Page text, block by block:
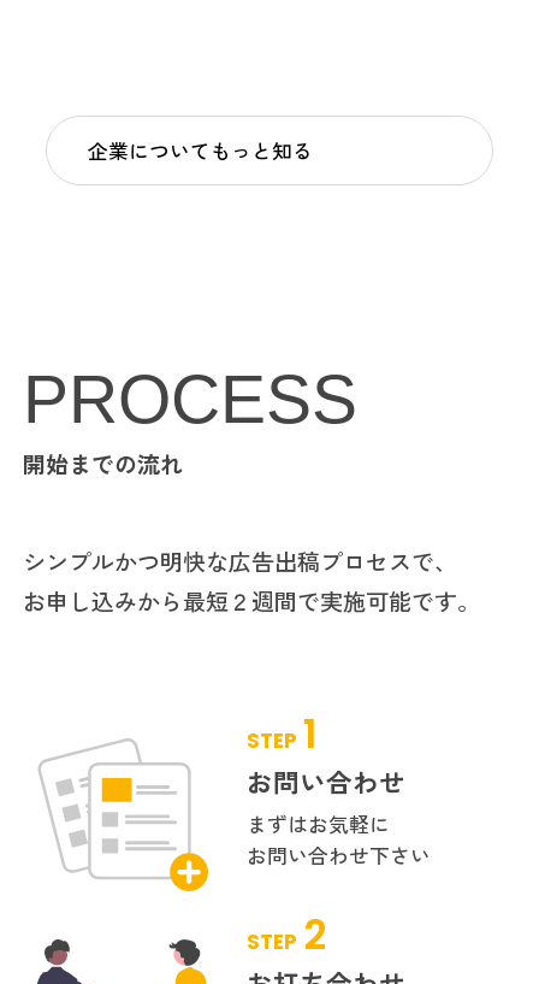
企業についてもっと知る
PROCESS
開始までの流れ
シンプルかつ明快な広告出稿プロセスで、
お申し込みから最短２週間で実施可能です。
STEP 1
お問い合わせ
まずはお気軽に
お問い合わせ下さい
STEP 2